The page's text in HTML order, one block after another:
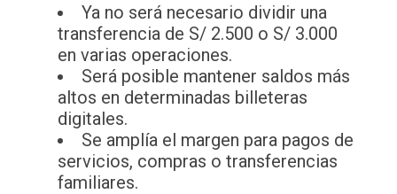
Ya no será necesario dividir una
transferencia de S/ 2.500 o S/ 3.000
en varias operaciones.
Será posible mantener saldos más
altos en determinadas billeteras
digitales.
Se amplía el margen para pagos de
servicios, compras o transferencias
familiares.